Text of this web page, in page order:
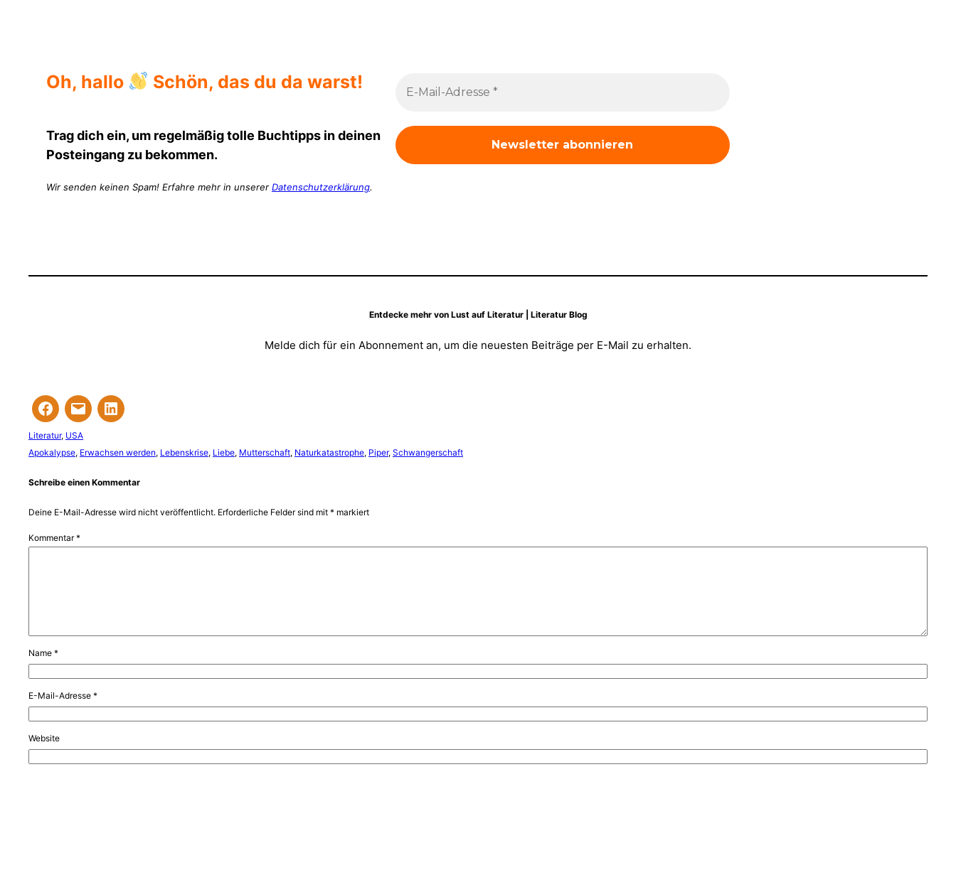
Oh, hallo Schön, das du da warst!
Trag dich ein, um regelmäßig tolle Buchtipps in deinen
Posteingang zu bekommen.
Wir senden keinen Spam! Erfahre mehr in unserer Datenschutzerklärung.
Entdecke mehr von Lust auf Literatur | Literatur Blog
Melde dich für ein Abonnement an, um die neuesten Beiträge per E-Mail zu erhalten.
Literatur, USA
Apokalypse, Erwachsen werden, Lebenskrise, Liebe, Mutterschaft, Naturkatastrophe, Piper, Schwangerschaft
Schreibe einen Kommentar
Deine E-Mail-Adresse wird nicht veröffentlicht. Erforderliche Felder sind mit * markiert
Kommentar*
Name *
E-Mail-Adresse *
Website